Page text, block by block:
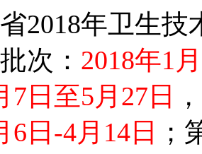
年卫生技
次： 2018年1
7日至5月27日
6日-4月14日
；